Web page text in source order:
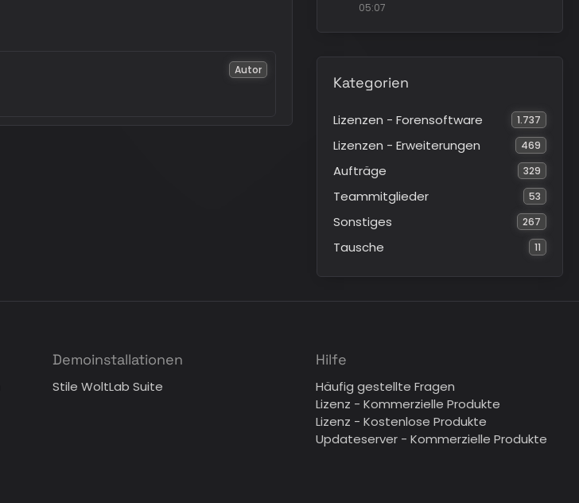
Autor
05:07
Kategorien
Lizenzen - Forensoftware 1.737
Lizenzen - Erweiterungen 469
Aufträge 329
Teammitglieder 53
Sonstiges 267
Tausche 11
Demoinstallationen
Stile WoltLab Suite
Hilfe
Häufig gestellte Fragen
Lizenz - Kommerzielle Produkte
Lizenz - Kostenlose Produkte
Updateserver - Kommerzielle Produkte